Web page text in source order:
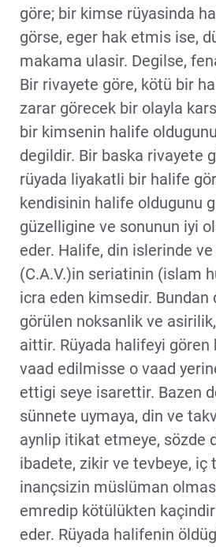
göre; bir kimse rüyasinda
görse, eger hak etmis ise,
makama ulasir. Degilse,
Bir rivayete göre, kötü bir
zarar görecek bir olayla
bir kimsenin halife
degildir. Bir baska rivayete
rüyada liyakatli bir halife
kendisinin halife oldugunu
güzelligine ve sonunun iyi
eder. Halife, din islerinde
(C.A.V.)in seriatinin (islam
icra eden kimsedir. Bundan
görülen noksanlik ve
aittir. Rüyada halifeyi gören
vaad edilmisse o vaad
ettigi seye isarettir. Bazen
sünnete uymaya, din ve
aynlip itikat etmeye, sözde
ibadete, zikir ve tevbeye, iç
inançsizin müslüman
emredip kötülükten
eder. Rüyada halifenin